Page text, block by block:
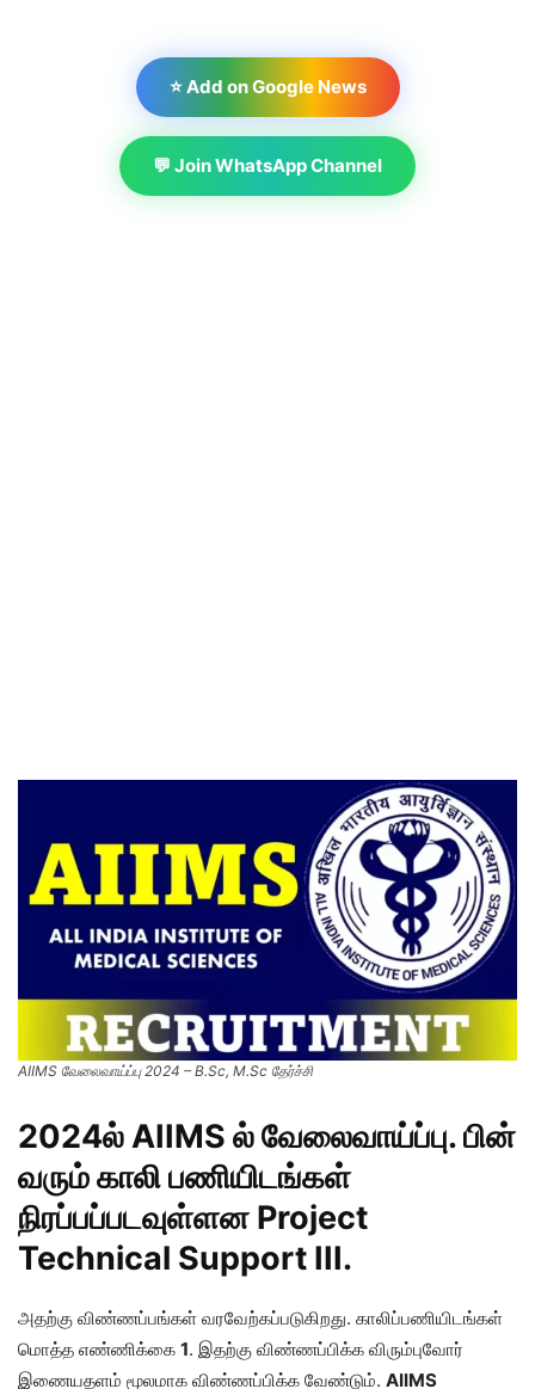
⭐ Add on Google News
💬 Join WhatsApp Channel
AIIMS வேலைவாய்ப்பு 2024 – B.Sc, M.Sc தேர்ச்சி
2024ல்AIIMS ல் வேலைவாய்ப்பு. பின்
வரும் காலி பணியிடங்கள்
நிரப்பப்படவுள்ளனProject
Technical Support III.
அதற்கு விண்ணப்பங்கள் வரவேற்கப்படுகிறது. காலிப்பணியிடங்கள்
மொத்த எண்ணிக்கை 1. இதற்கு விண்ணப்பிக்க விரும்புவோர்
இணையதளம் மூலமாக விண்ணப்பிக்க வேண்டும். AIIMS